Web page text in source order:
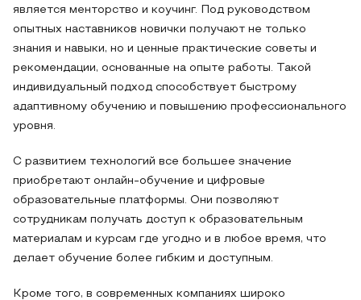
является менторство и коучинг. Под руководством
опытных наставников новички получают не только
знания и навыки, но и ценные практические советы и
рекомендации, основанные на опыте работы. Такой
индивидуальный подход способствует быстрому
адаптивному обучению и повышению профессионального
уровня.
С развитием технологий все большее значение
приобретают онлайн-обучение и цифровые
образовательные платформы. Они позволяют
сотрудникам получать доступ к образовательным
материалам и курсам где угодно и в любое время, что
делает обучение более гибким и доступным.
Кроме того, в современных компаниях широко